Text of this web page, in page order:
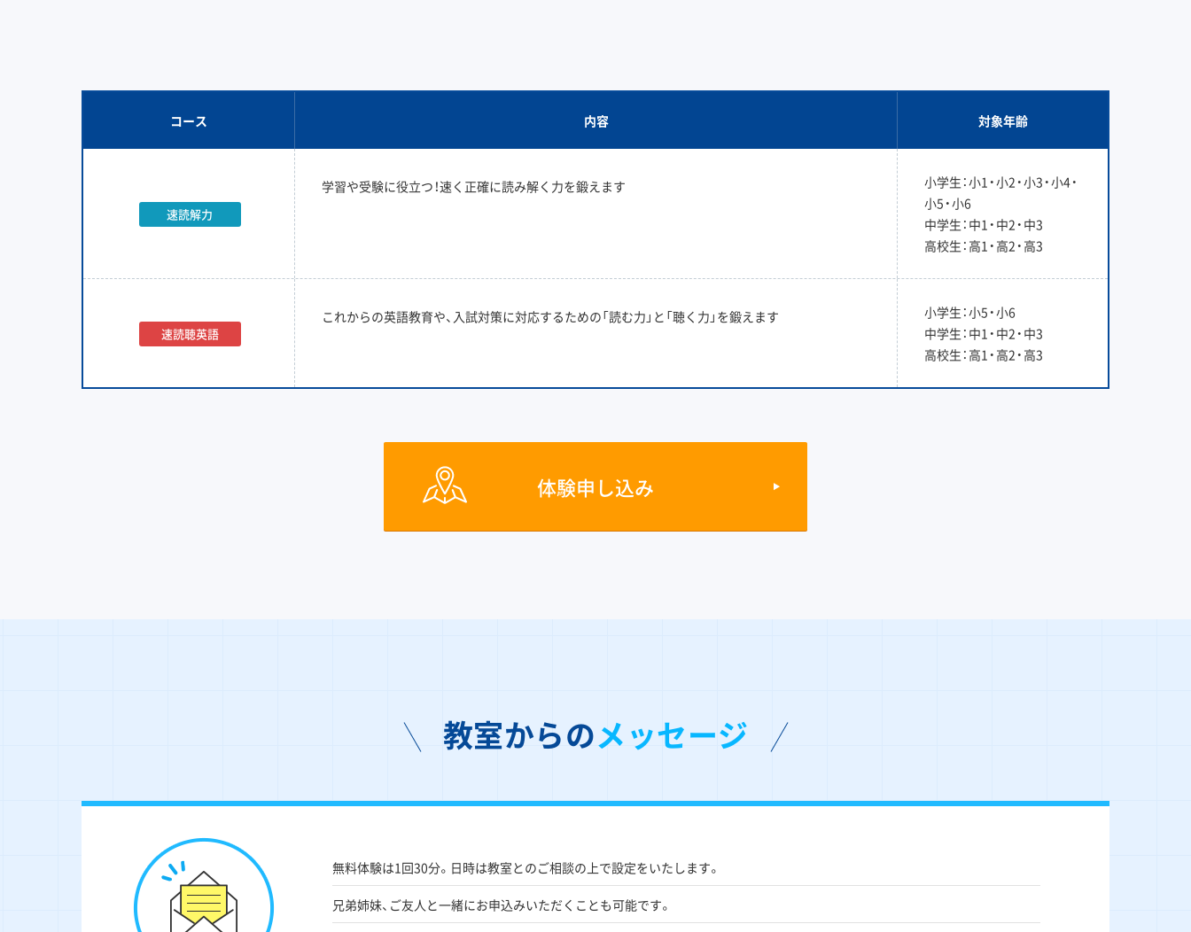
コース 内容 対象年齢
速読解力
学習や受験に役立つ！速く正確に読み解く力を鍛えます
小学生：小1・小2・小3・小4・
小5・小6
中学生：中1・中2・中3
高校生：高1・高2・高3
速読聴英語
これからの英語教育や、入試対策に対応するための「読む力」と「聴く力」を鍛えます
小学生：小5・小6
中学生：中1・中2・中3
高校生：高1・高2・高3
体験申し込み
教室からのメッセージ
無料体験は1回30分。日時は教室とのご相談の上で設定をいたします。
兄弟姉妹、ご友人と一緒にお申込みいただくことも可能です。